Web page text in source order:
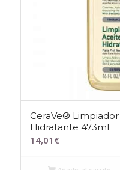
CeraVe®
Hidratante 473ml
14,01 €